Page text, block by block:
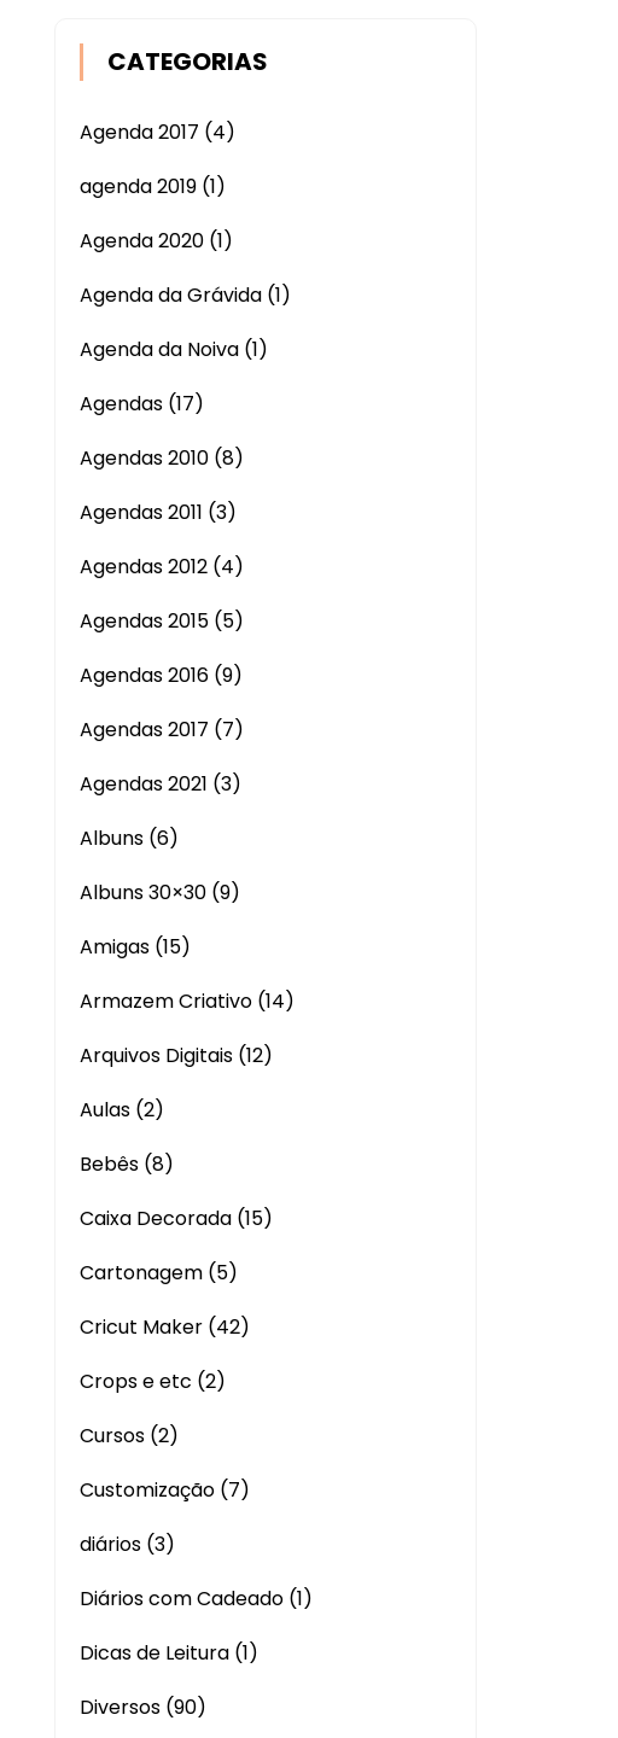
CATEGORIAS
Agenda 2017 (4)
agenda 2019 (1)
Agenda 2020 (1)
Agenda da Grávida (1)
Agenda da Noiva (1)
Agendas (17)
Agendas 2010 (8)
Agendas 2011 (3)
Agendas 2012 (4)
Agendas 2015 (5)
Agendas 2016 (9)
Agendas 2017 (7)
Agendas 2021 (3)
Albuns (6)
Albuns 30×30 (9)
Amigas (15)
Armazem Criativo (14)
Arquivos Digitais (12)
Aulas (2)
Bebês (8)
Caixa Decorada (15)
Cartonagem (5)
Cricut Maker (42)
Crops e etc (2)
Cursos (2)
Customização (7)
diários (3)
Diários com Cadeado (1)
Dicas de Leitura (1)
Diversos (90)